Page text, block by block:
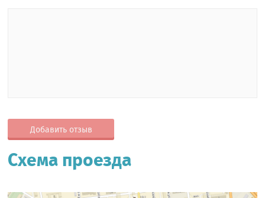
Добавить отзыв
Схема проезда